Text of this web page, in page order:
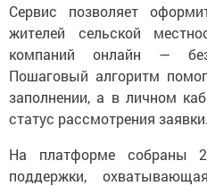
Сервис позволяет
жителей сельской
компаний онлайн —
Пошаговый алгоритм
заполнении, а в личном
статус рассмотрения заявки.
На платформе собраны
поддержки,